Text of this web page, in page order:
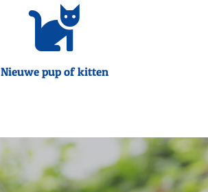
Nieuwe pup of kitten